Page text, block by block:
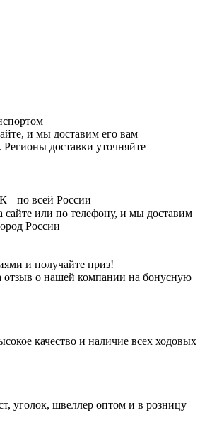
и мы доставим его вам
доставки уточняйте
по всей России
сайте или по телефону, и мы доставим
России
и получайте приз!
отзыв о нашей компании на бонусную
качество и наличие всех ходовых
уголок, швеллер оптом и в розницу